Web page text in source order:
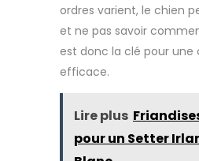
ordres varient, le chien
et ne pas savoir
est donc la clé pour
efficace.
Lire plus
pour un Setter